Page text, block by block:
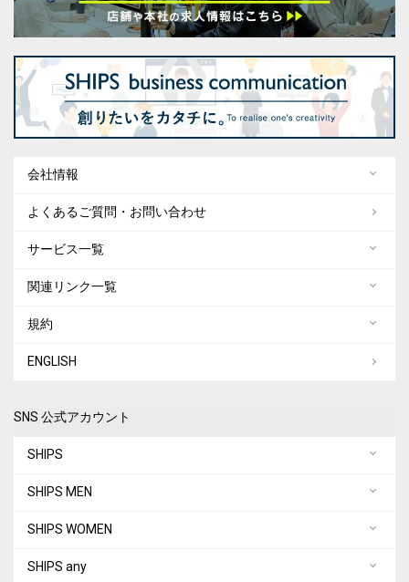
会社情報
よくあるご質問・お問い合わせ
サービス一覧
関連リンク一覧
規約
ENGLISH
SNS 公式アカウント
SHIPS
SHIPS MEN
SHIPS WOMEN
SHIPS any